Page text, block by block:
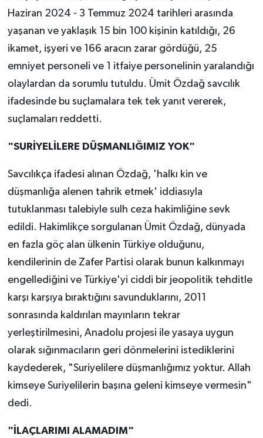
Haziran 2024 - 3 Temmuz 2024 tarihleri arasında
yaşanan ve yaklaşık 15 bin 100 kişinin katıldığı, 26
ikamet, işyeri ve 166 aracın zarar gördüğü, 25
emniyet personeli ve 1 itfaiye personelinin yaralandığı
olaylardan da sorumlu tutuldu. Ümit Özdağ savcılık
ifadesinde bu suçlamalara tek tek yanıt vererek,
suçlamaları reddetti.
"SURİYELİLERE DÜŞMANLIĞIMIZ YOK"
Savcılıkça ifadesi alınan Özdağ, 'halkı kin ve
düşmanlığa alenen tahrik etmek' iddiasıyla
tutuklanması talebiyle sulh ceza hakimliğine sevk
edildi. Hakimlikçe sorgulanan Ümit Özdağ, dünyada
en fazla göç alan ülkenin Türkiye olduğunu,
kendilerinin de Zafer Partisi olarak bunun kalkınmayı
engellediğini ve Türkiye'yi ciddi bir jeopolitik tehditle
karşı karşıya bıraktığını savunduklarını, 2011
sonrasında kaldırılan mayınların tekrar
yerleştirilmesini, Anadolu projesi ile yasaya uygun
olarak sığınmacıların geri dönmelerini istediklerini
kaydederek, "Suriyelilere düşmanlığımız yoktur. Allah
kimseye Suriyelilerin başına geleni kimseye vermesin"
dedi.
"İLAÇLARIMI ALAMADIM"